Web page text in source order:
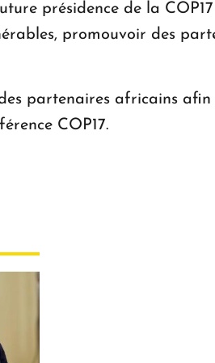
présidence de la
promouvoir des
partenaires africains afin
COP17.